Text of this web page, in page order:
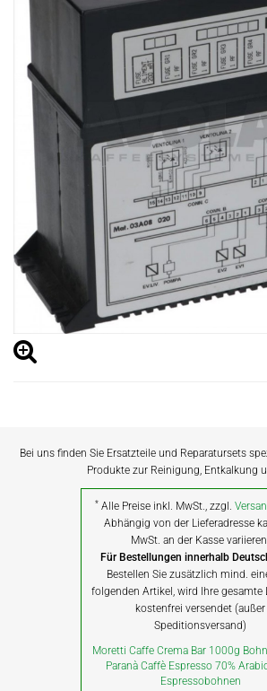
Bei uns finden Sie Ersatzteile und Reparatursets
Produkte zur Reinigung, Entkalkung
* Alle Preise inkl. MwSt., zzgl.
Abhängig von der Lieferadresse
MwSt. an der Kasse
Für Bestellungen innerhalb
Bestellen Sie zusätzlich mind.
folgenden Artikel, wird Ihre gesamte
kostenfrei versendet (außer
Speditionsversand)
Moretti Caffe Crema Bar 1000g
Paranà Caffè Espresso 70%
Espressobohnen